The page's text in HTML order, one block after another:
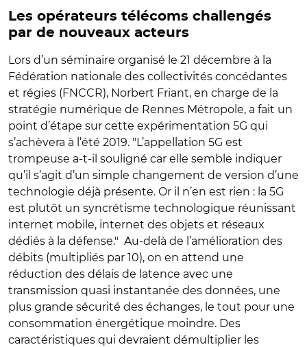
Les opérateurs télécoms challengés
par de nouveaux acteurs
Lors d’un séminaire organisé le 21 décembre à la
Fédération nationale des collectivités concédantes
et régies (FNCCR), Norbert Friant, en charge de la
stratégie numérique de Rennes Métropole, a fait un
point d’étape sur cette expérimentation 5G qui
s’achèvera à l’été 2019. "L’appellation 5G est
trompeuse a-t-il souligné car elle semble indiquer
qu’il s’agit d’un simple changement de version d’une
technologie déjà présente. Or il n’en est rien : la 5G
est plutôt un syncrétisme technologique réunissant
internet mobile, internet des objets et réseaux
dédiés à la défense." Au-delà de l’amélioration des
débits (multipliés par 10), on en attend une
réduction des délais de latence avec une
transmission quasi instantanée des données, une
plus grande sécurité des échanges, le tout pour une
consommation énergétique moindre. Des
caractéristiques qui devraient démultiplier les